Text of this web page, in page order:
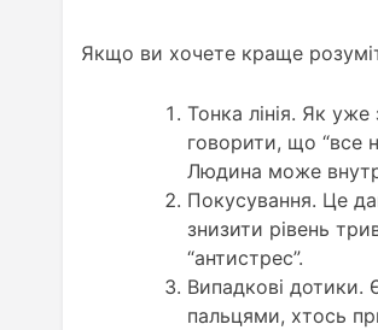
Якщо ви хочете краще
Тонка лінія. Як
говорити, що “все
Людина може
Покусування. Це
знизити рівень
“антистрес”.
Випадкові
пальцями, хтось